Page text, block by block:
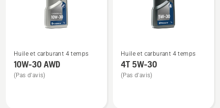
plus
détails
Huile et carburant 4 temps
10W-30 AWD
(Pas d'avis)
plus
de
détails
Huile et carburant 4 temps
4T 5W-30
(Pas d'avis)